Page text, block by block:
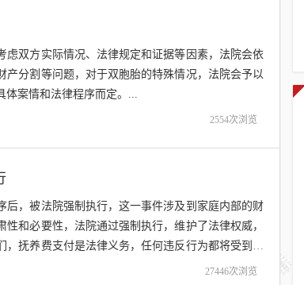
虑双方实际情况、法律规定和证据等因素，法院会依
产分割等问题，对于双胞胎的特殊情况，法院会予以
体案情和法律程序而定。...
2554次浏览
后，被法院强制执行，这一事件涉及到家庭内部的财
和必要性，法院通过强制执行，维护了法律权威，
，抚养费支付是法律义务，任何违反行为都将受到法
27446次浏览